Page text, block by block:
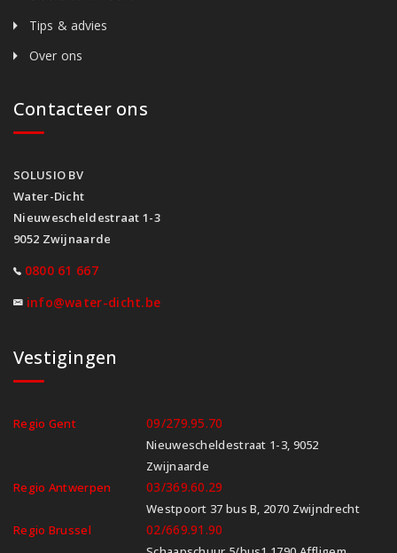
Tips & advies
Over ons
Contacteer ons
SOLUSIO BV
Water-Dicht
Nieuwescheldestraat 1-3
9052 Zwijnaarde
0800 61 667
info@water-dicht.be
Vestigingen
Regio Gent 09/279.95.70
Nieuwescheldestraat 1-3, 9052
Zwijnaarde
Regio Antwerpen
03/369.60.29
Westpoort 37 bus B, 2070 Zwijndrecht
Regio Brussel
02/669.91.90